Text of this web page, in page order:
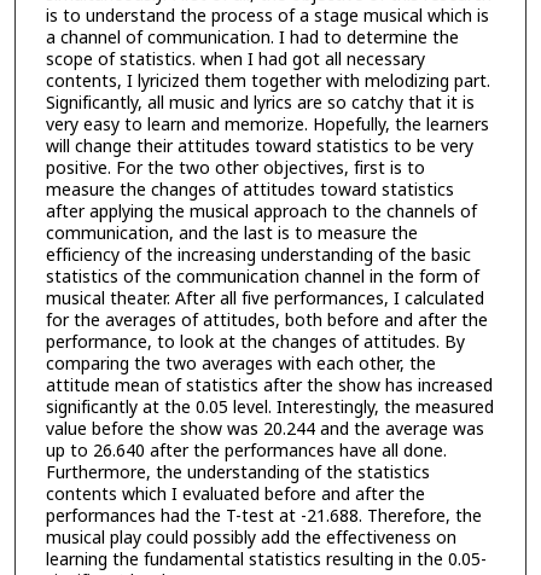
is to understand the process of a stage musical which is
a channel of communication. I had to determine the
scope of statistics. when I had got all necessary
contents, I lyricized them together with melodizing part.
Significantly, all music and lyrics are so catchy that it is
very easy to learn and memorize. Hopefully, the learners
will change their attitudes toward statistics to be very
positive. For the two other objectives, first is to
measure the changes of attitudes toward statistics
after applying the musical approach to the channels of
communication, and the last is to measure the
efficiency of the increasing understanding of the basic
statistics of the communication channel in the form of
musical theater. After all five performances, I calculated
for the averages of attitudes, both before and after the
performance, to look at the changes of attitudes. By
comparing the two averages with each other, the
attitude mean of statistics after the show has increased
significantly at the 0.05 level. Interestingly, the measured
value before the show was 20.244 and the average was
up to 26.640 after the performances have all done.
Furthermore, the understanding of the statistics
contents which I evaluated before and after the
performances had the T-test at -21.688. Therefore, the
musical play could possibly add the effectiveness on
learning the fundamental statistics resulting in the 0.05-